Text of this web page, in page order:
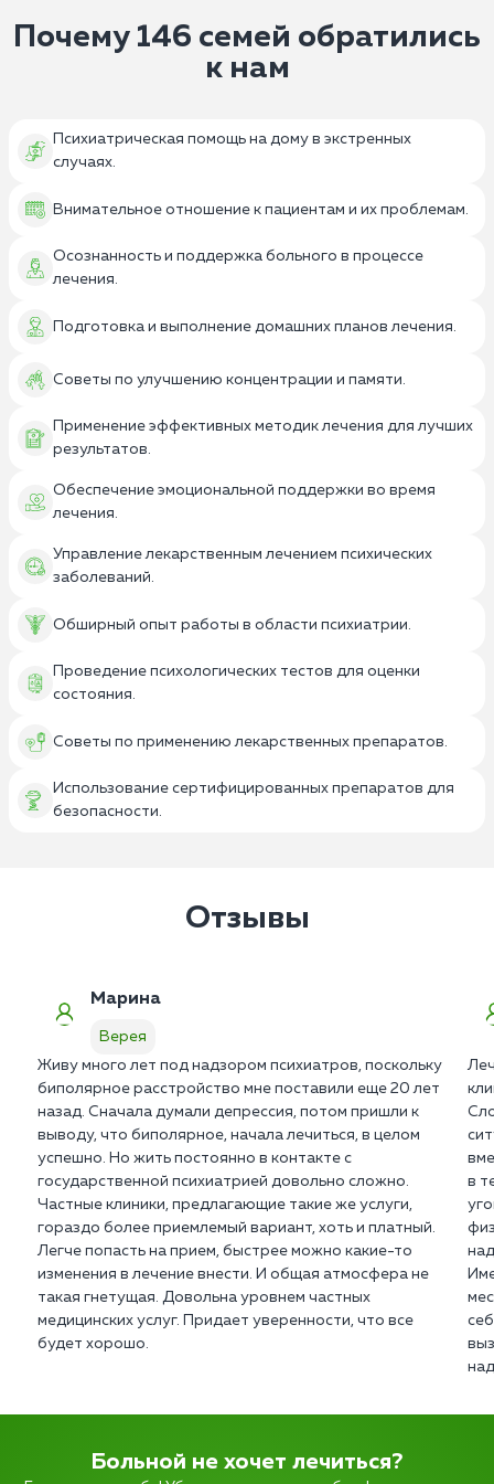
дому или провести экстренную госпитализацию в
комфортабельную частную клинику, но только с
следят за дозировкой, побочными эффектами
и реакцией на них пациента.
Психиатрические больницы предлагают
психотерапию, групповую терапию, семейные
консультации, арт-терапию и другие методы.
получают непрерывную медицинскую
Нередко в стационарных условиях проводятся
пациентам вернуться к нормальной жизни
Почему 146 семей обратились
к нам
Психиатрическая помощь на дому в экстренных
случаях.
Внимательное отношение к пациентам и их проблемам.
Осознанность и поддержка больного в процессе
лечения.
Подготовка и выполнение домашних планов лечения.
Советы по улучшению концентрации и памяти.
Применение эффективных методик лечения для лучших
результатов.
Обеспечение эмоциональной поддержки во время
лечения.
Управление лекарственным лечением психических
заболеваний.
Обширный опыт работы в области психиатрии.
Проведение психологических тестов для оценки
состояния.
Советы по применению лекарственных препаратов.
Использование сертифицированных препаратов для
безопасности.
Отзывы
Марина
Верея
Живу много лет под надзором психиатров, поскольку
биполярное расстройство мне поставили еще 20 лет
назад. Сначала думали депрессия, потом пришли к
выводу, что биполярное, начала лечиться, в целом
успешно. Но жить постоянно в контакте с
государственной психиатрией довольно сложно.
Частные клиники, предлагающие такие же услуги,
гораздо более приемлемый вариант, хоть и платный.
Легче попасть на прием, быстрее можно какие-то
изменения в лечение внести. И общая атмосфера не
такая гнетущая. Довольна уровнем частных
медицинских услуг. Придает уверенности, что все
будет хорошо.
в
Больной не хочет лечиться?